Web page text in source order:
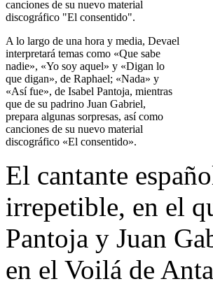
A lo largo de una hora y media, Devael
interpretará temas como «Que sabe
nadie», «Yo soy aquel» y «Digan lo
que digan», de Raphael; «Nada» y
«Así fue», de Isabel Pantoja, mientras
que de su padrino Juan Gabriel,
prepara algunas sorpresas, así como
canciones de su nuevo material
discográfico «El consentido».
El cantante
irrepetible, en el
Pantoja y Juan
en el Voilá de